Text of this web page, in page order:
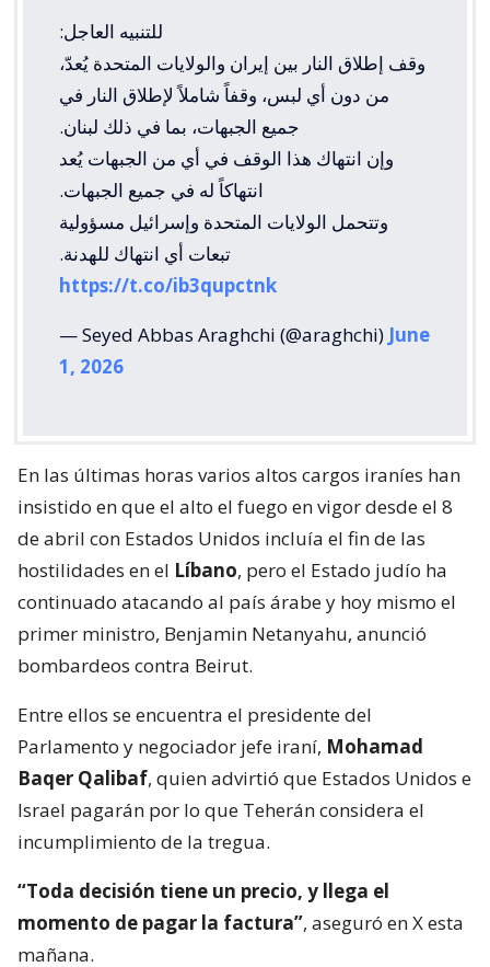
للتنبيه العاجل:
وقف إطلاق النار بين إيران والولايات المتحدة يُعدّ،
من دون أي لبس، وقفاً شاملاً لإطلاق النار في
جميع الجبهات، بما في ذلك لبنان.
وإن انتهاك هذا الوقف في أي من الجبهات يُعد
انتهاكاً له في جميع الجبهات.
وتتحمل الولايات المتحدة وإسرائيل مسؤولية
تبعات أي انتهاك للهدنة.
https://t.co/ib3qupctnk
— Seyed Abbas Araghchi (@araghchi) June
1, 2026
En las últimas horas varios altos cargos iraníes han
insistido en que el alto el fuego en vigor desde el 8
de abril con Estados Unidos incluía el fin de las
hostilidades en el Líbano, pero el Estado judío ha
continuado atacando al país árabe y hoy mismo el
primer ministro, Benjamin Netanyahu, anunció
bombardeos contra Beirut.
Entre ellos se encuentra el presidente del
Parlamento y negociador jefe iraní, Mohamad
Baqer Qalibaf, quien advirtió que Estados Unidos e
Israel pagarán por lo que Teherán considera el
incumplimiento de la tregua.
“Toda decisión tiene un precio, y llega el
momento de pagar la factura”, aseguró en X esta
mañana.